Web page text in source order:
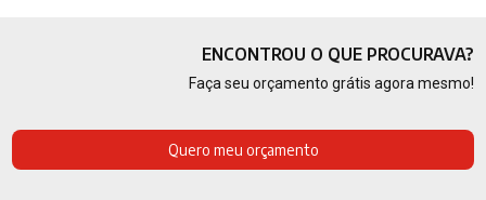
ENCONTROU O QUE PROCURAVA?
Faça seu orçamento grátis agora mesmo!
Quero meu orçamento